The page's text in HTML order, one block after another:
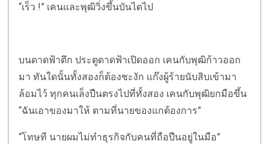
“เร็ว !” เคนและพุฒิวิ่งขึ้นบันไดไป
บนดาดฟ้าตึก ประตูดาดฟ้าเปิดออก เคนกับพุฒิก้าวออก
มา ทันใดนั้นทั้งสองก็ต้องชะงัก แก๊งผู้ร้ายนับสิบเข้ามา
ล้อมไว้ ทุกคนเล็งปืนตรงไปที่ทั้งสอง เคนกับพุฒิยกมือขึ้น
“ฉันเอาของมาให้ ตามที่นายของแกต้องการ”
“โทษที นายผมไม่ทำธุรกิจกับคนที่ถือปืนอยู่ในมือ”